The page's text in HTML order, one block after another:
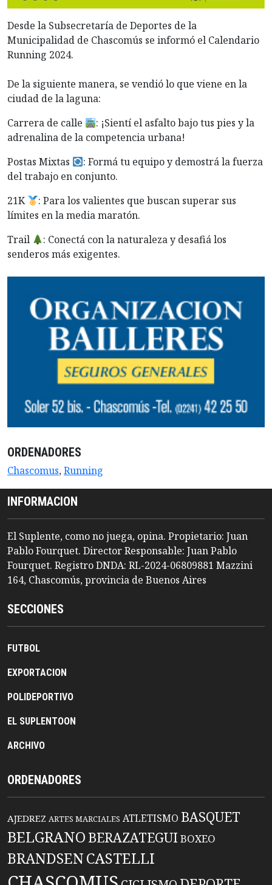
Desde la Subsecretaría de Deportes de la
Municipalidad de Chascomús se informó el Calendario
Running 2024.
De la siguiente manera, se vendió lo que viene en la
ciudad de la laguna:
Carrera de calle
: ¡Sientí el asfalto bajo tus pies y la
adrenalina de la competencia urbana!
Postas Mixtas
: Formá tu equipo y demostrá la fuerza
del trabajo en conjunto.
21K
: Para los valientes que buscan superar sus
límites en la media maratón.
Trail
: Conectá con la naturaleza y desafiá los
senderos más exigentes.
ORDENADORES
Chascomus,Running
INFORMACION
El Suplente, como no juega, opina. Propietario: Juan
Pablo Fourquet. Director Responsable: Juan Pablo
Fourquet. Registro DNDA: RL-2024-06809881 Mazzini
164, Chascomús, provincia de Buenos Aires
SECCIONES
FUTBOL
EXPORTACION
POLIDEPORTIVO
EL SUPLENTOON
ARCHIVO
ORDENADORES
AJEDREZ ARTES MARCIALES ATLETISMO BASQUET
BELGRANO BERAZATEGUIBOXEO
BRANDSENCASTELLI